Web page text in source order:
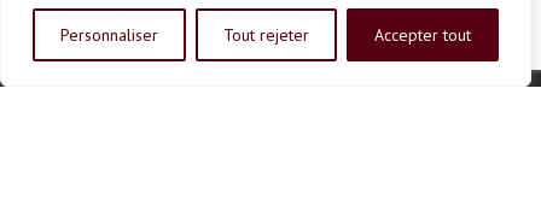
Personnaliser Tout rejeter Accepter tout